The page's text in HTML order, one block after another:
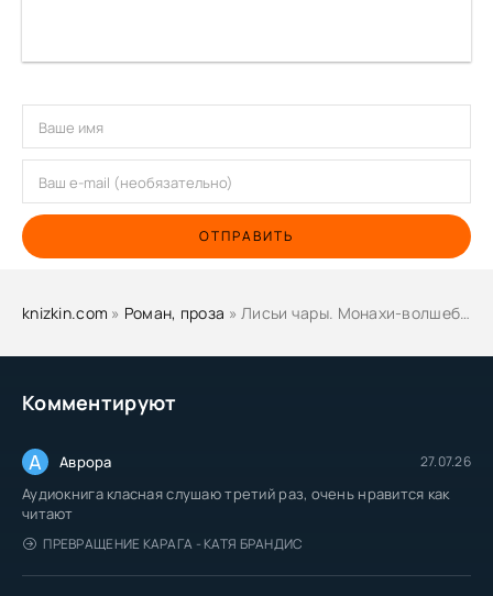
Комментируют
А Аврора 27.07.26
Аудиокнига класная слушаю третий раз, очень нравится как
читают
ПРЕВРАЩЕНИЕ КАРАГА - КАТЯ БРАНДИС
Лотосы фужуны в месяц стужи
Студент Сунь и его жена
Мертвый хэшан
ОТПРАВИТЬ
knizkin.com » Роман, проза » Лисьи чары. Монахи-волшебники - Пу Сунлин